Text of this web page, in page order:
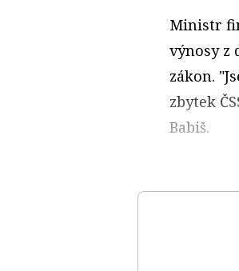
Ministr
výnosy z
zákon.
zbytek
Babiš.